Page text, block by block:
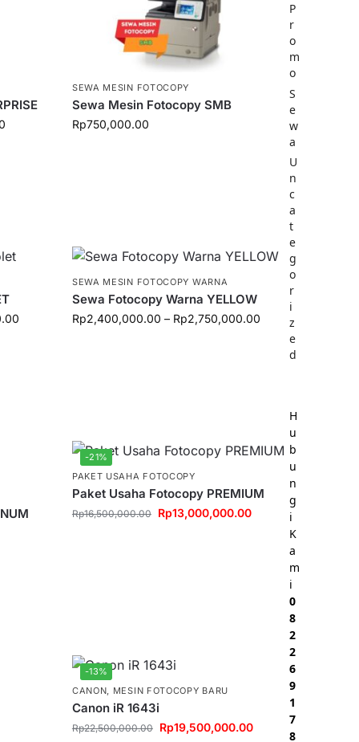
SEWA MESIN FOTOCOPY
Sewa Mesin Fotocopy SMB
Rp750,000.00
SEWA MESIN FOTOCOPY WARNA
Sewa Fotocopy Warna YELLOW
Rp2,400,000.00 – Rp2,750,000.00
-21%
PAKET USAHA FOTOCOPY
Paket Usaha Fotocopy PREMIUM
Rp16,500,000.00 Rp13,000,000.00
-13%
CANON, MESIN FOTOCOPY BARU
Canon iR 1643i
Rp22,500,000.00 Rp19,500,000.00
P
r
o
m
o
S
e
w
a
U
n
c
a
t
e
g
o
r
i
z
e
d
H
u
b
u
n
g
i
K
a
m
i
0
8
2
2
6
9
1
7
8